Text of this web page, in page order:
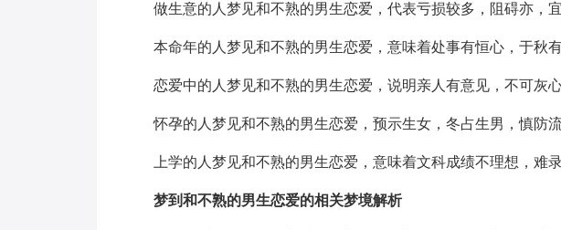
做生意的人梦见和不熟的男生恋爱，代表亏损较多，阻碍亦，
本命年的人梦见和不熟的男生恋爱，意味着处事有恒心，于秋
恋爱中的人梦见和不熟的男生恋爱，说明亲人有意见，不可灰
怀孕的人梦见和不熟的男生恋爱，预示生女，冬占生男，慎防流
上学的人梦见和不熟的男生恋爱，意味着文科成绩不理想，难录
梦到和不熟的男生恋爱的相关梦境解析